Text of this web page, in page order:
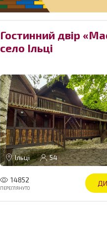
Гостинний двір
село Ільці
Ільці 54
14852
ПЕРЕГЛЯНУТО